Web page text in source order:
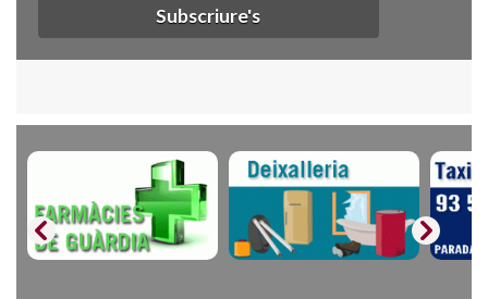
Subscriure's